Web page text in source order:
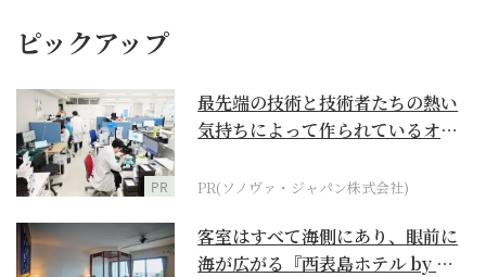
ピックアップ
PR
最先端の技術と技術者たちの熱い
気持ちによって作られているオー
PR(ソノヴァ・ジャパン株式会社)
客室はすべて海側にあり、眼前に
海が広がる『西表島ホテル by 星